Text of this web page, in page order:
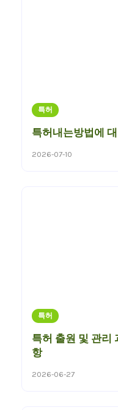
특허
특허내는방법에
2026-07-10
특허
특허 출원 및 관리
항
2026-06-27